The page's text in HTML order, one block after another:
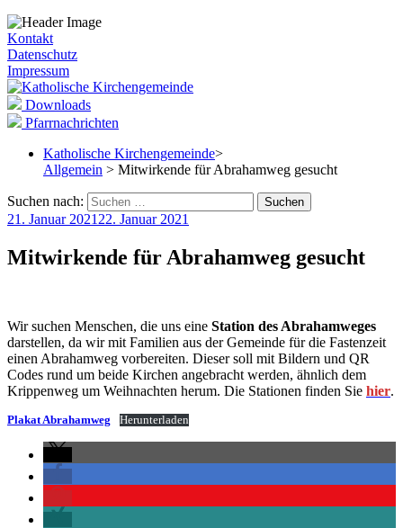
Kontakt
Datenschutz
Impressum
Downloads
Pfarrnachrichten
Katholische Kirchengemeinde>
Allgemein > Mitwirkende für Abrahamweg gesucht
Suchen nach:
21. Januar 2021 22. Januar 2021
Mitwirkende für Abrahamweg gesucht
Wir suchen Menschen, die uns eine Station des Abrahamweges
darstellen, da wir mit Familien aus der Gemeinde für die Fastenzeit
einen Abrahamweg vorbereiten. Dieser soll mit Bildern und QR
Codes rund um beide Kirchen angebracht werden, ähnlich dem
Krippenweg um Weihnachten herum. Die Stationen finden Sie hier.
Plakat Abrahamweg Herunterladen